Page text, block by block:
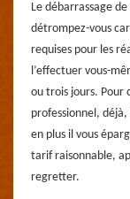
Le débarrassage
détrompez-vous
requises pour les
l’effectuer vous-
ou trois jours. Pour
professionnel,
en plus il vous
tarif raisonnable,
regretter.